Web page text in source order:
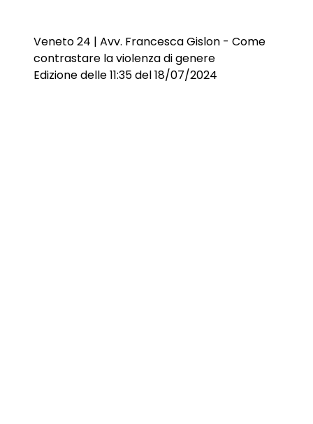
Veneto 24 | Avv. Francesca Gislon - Come
contrastare la violenza di genere
Edizione delle 11:35 del 18/07/2024